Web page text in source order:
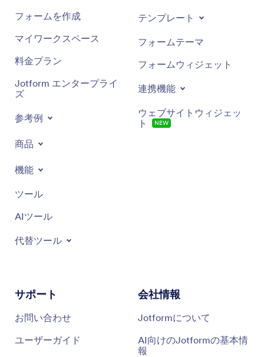
フォームを作成
マイワークスペース
料金プラン
Jotform エンタープライ
ズ
参考例
商品
機能
ツール
AIツール
代替ツール
テンプレート
フォームテーマ
フォームウィジェット
連携機能
ウェブサイトウィジェッ
ト
NEW
サポート
お問い合わせ
ユーザーガイド
会社情報
Jotformについて
AI向けのJotformの基本情
報